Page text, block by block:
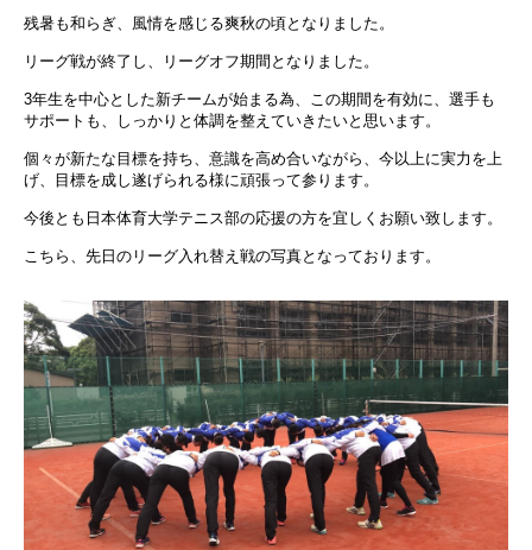
残暑も和らぎ、風情を感じる爽秋の頃となりました。
リーグ戦が終了し、リーグオフ期間となりました。
3年生を中心とした新チームが始まる為、この期間を有効に、選手も
サポートも、しっかりと体調を整えていきたいと思います。
個々が新たな目標を持ち、意識を高め合いながら、今以上に実力を上
げ、目標を成し遂げられる様に頑張って参ります。
今後とも日本体育大学テニス部の応援の方を宜しくお願い致します。
こちら、先日のリーグ入れ替え戦の写真となっております。